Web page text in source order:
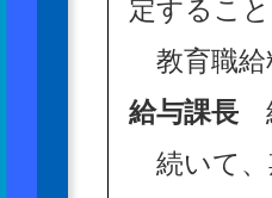
定するこ
教育職給
給与課長
続いて、